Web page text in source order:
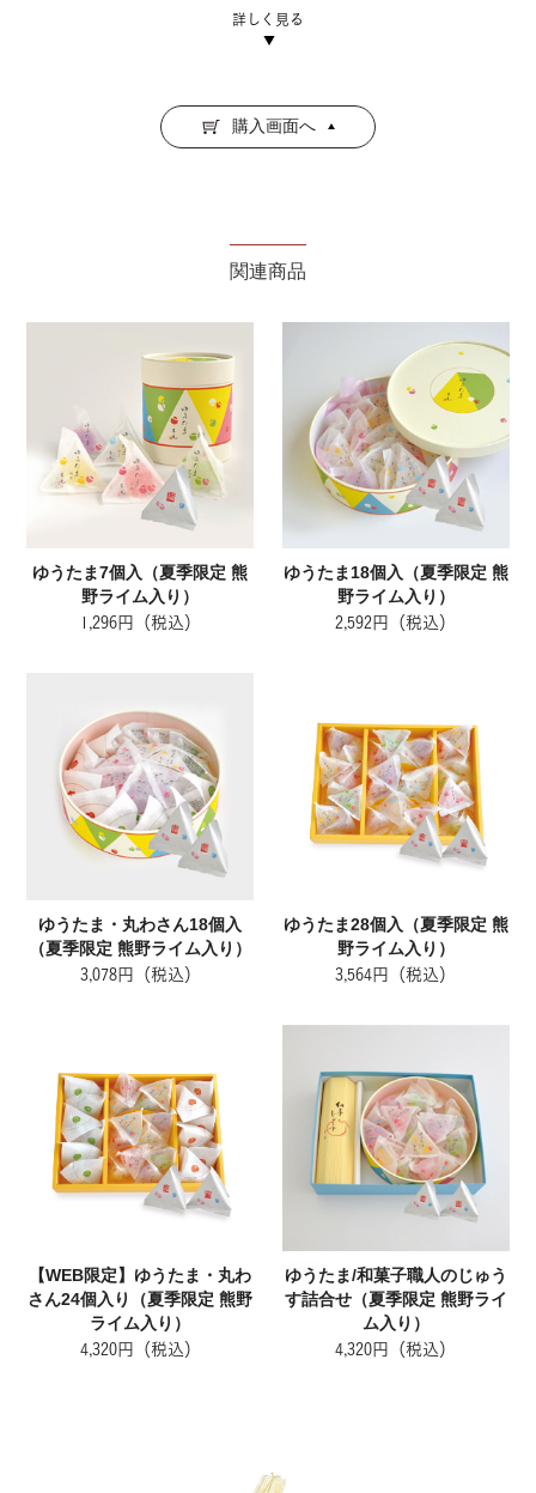
がございます。予めご了承くださいませ。
ゆうたま
純白、生成り。二態の和三盆糖を
贅沢に使った、和の焼き菓子。ほ
ろほろと優しい口どけ。
詳しく見る
購入画面へ
関連商品
ゆうたま7個入（夏季限定 熊
野ライム入り）
1,296円（税込）
ゆうたま18個入（夏季限定 熊
野ライム入り）
2,592円（税込）
ゆうたま・丸わさん18個入
（夏季限定 熊野ライム入り）
3,078円（税込）
ゆうたま28個入（夏季限定 熊
野ライム入り）
3,564円（税込）
【WEB限定】ゆうたま・丸わ
さん24個入り（夏季限定 熊野
ライム入り）
4,320円（税込）
ゆうたま/和菓子職人のじゅう
す詰合せ（夏季限定 熊野ライ
ム入り）
4,320円（税込）